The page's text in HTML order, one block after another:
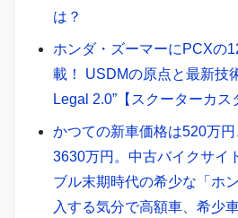
は？
ホンダ・ズーマーにPCXの
載！ USDMの原点と最新技
Legal 2.0”【スクーターカス
かつての新車価格は520万
3630万円。中古バイクサイ
ブル末期時代の希少な「ホ
入する気分で高額車、希少